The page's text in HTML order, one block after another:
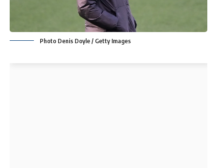
Photo Denis Doyle / Getty Images